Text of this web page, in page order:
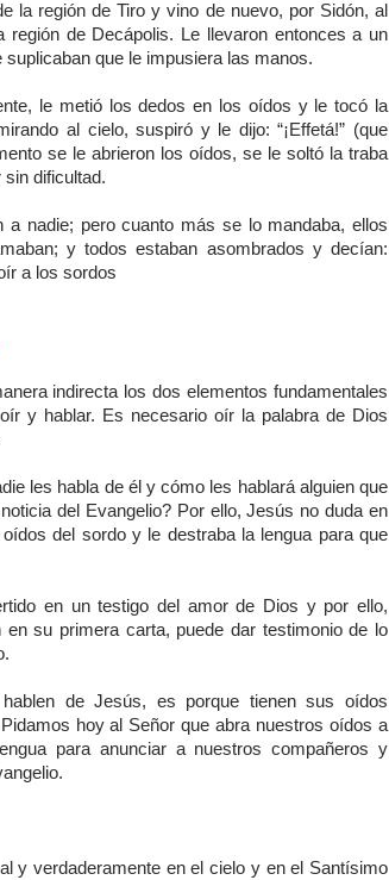
la región de Tiro y vino de nuevo, por Sidón, al
región de Decápolis. Le llevaron entonces a un
que le impusiera las manos.
le metió los dedos en los oídos y le tocó la
al cielo, suspiró y le dijo: “¡Effetá!” (que
se le abrieron los oídos, se le soltó la traba
dificultad.
a nadie; pero cuanto más se lo mandaba, ellos
y todos estaban asombrados y decían:
a los sordos
indirecta los dos elementos fundamentales
y hablar. Es necesario oír la palabra de Dios
les habla de él y cómo les hablará alguien que
del Evangelio? Por ello, Jesús no duda en
del sordo y le destraba la lengua para que
en un testigo del amor de Dios y por ello,
su primera carta, puede dar testimonio de lo
de Jesús, es porque tienen sus oídos
hoy al Señor que abra nuestros oídos a
para anunciar a nuestros compañeros y
y verdaderamente en el cielo y en el Santísimo